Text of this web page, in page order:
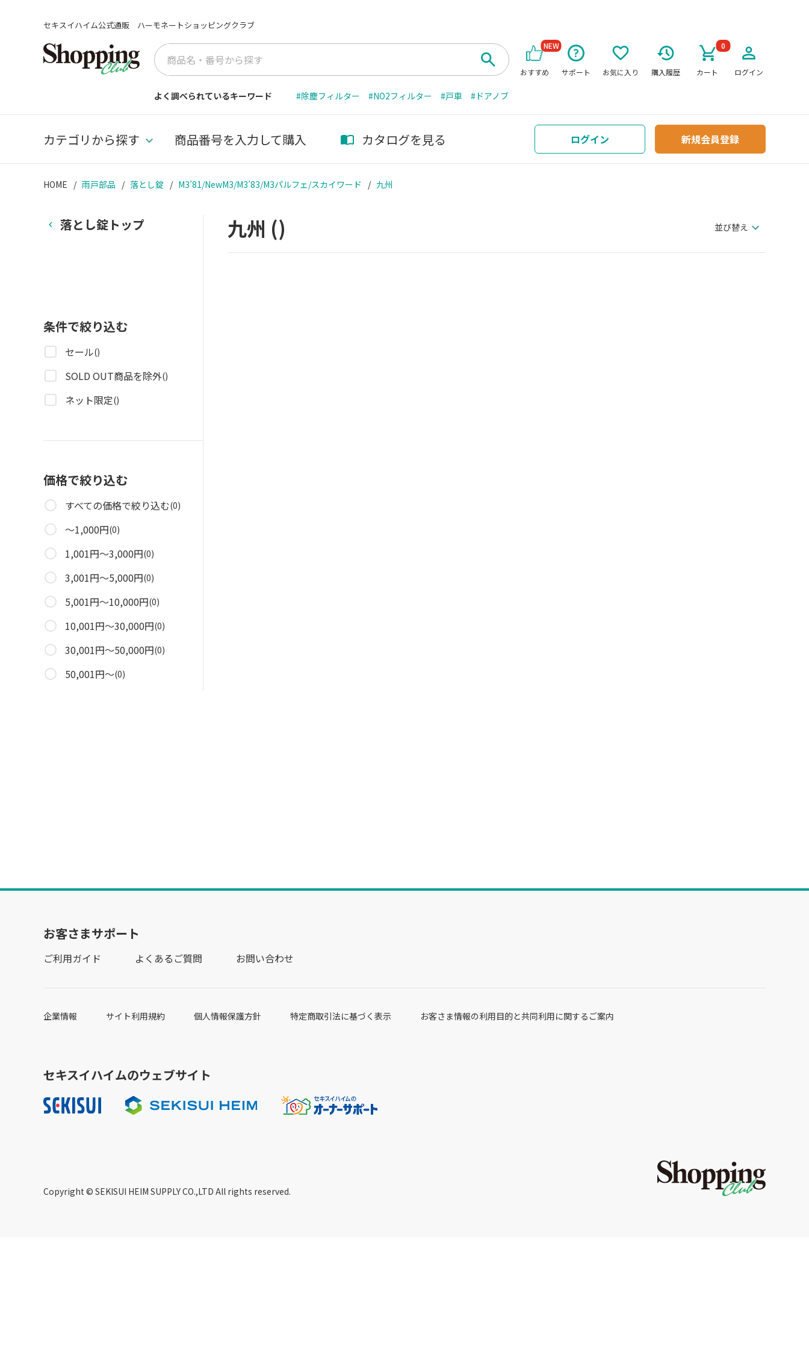
セキスイハイム公式通販 ハーモネートショッピングクラブ
おすすめ
NEW
サポート お気に入り 購入履歴 カート
0
ログイン
よく調べられているキーワード #除塵フィルター #NO2フィルター #戸車 #ドアノブ
カテゴリから探す 商品番号を入力して購入 カタログを見る ログイン 新規会員登録
HOME 雨戸部品 落とし錠 M3’81/NewM3/M3’83/M3パルフェ/スカイワード 九州
九州 () 並び替え
落とし錠トップ
条件で絞り込む
セール()
SOLD OUT商品を除外()
ネット限定()
価格で絞り込む
すべての価格で絞り込む(0)
～1,000円(0)
1,001円～3,000円(0)
3,001円～5,000円(0)
5,001円～10,000円(0)
10,001円～30,000円(0)
30,001円～50,000円(0)
50,001円～(0)
お客さまサポート
ご利用ガイド よくあるご質問 お問い合わせ
企業情報 サイト利用規約 個人情報保護方針 特定商取引法に基づく表示 お客さま情報の利用目的と共同利用に関するご案内
セキスイハイムのウェブサイト
Copyright © SEKISUI HEIM SUPPLY CO.,LTD All rights reserved.